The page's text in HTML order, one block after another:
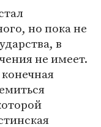
но пока не
в
не имеет.